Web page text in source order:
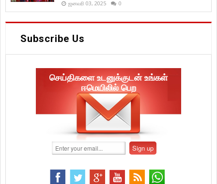
ஜனவரி 03, 2025 0
Subscribe Us
செய்திகளை உடனுக்குடன் உங்கள்
ஈமெயிலில் பெற